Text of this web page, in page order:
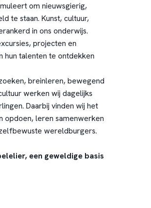
om nieuwsgierig,
te staan. Kunst, cultuur,
in ons onderwijs.
projecten en
hun talenten te ontdekken
breinleren, bewegend
werken wij dagelijks
Daarbij vinden wij het
opdoen, leren samenwerken
wereldburgers.
een geweldige basis